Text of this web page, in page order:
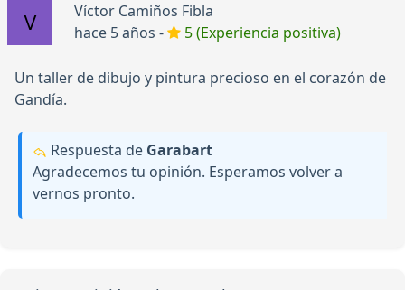
Víctor Camiños Fibla
hace 5 años -
5 (Experiencia positiva)
Un taller de dibujo y pintura precioso en el corazón de
Gandía.
Respuesta de Garabart
Agradecemos tu opinión. Esperamos volver a
vernos pronto.